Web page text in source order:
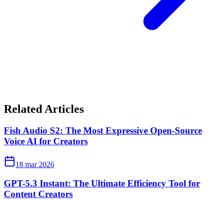
Related Articles
Fish Audio S2: The Most Expressive Open-Source
Voice AI for Creators
18 mar 2026
GPT-5.3 Instant: The Ultimate Efficiency Tool for
Content Creators